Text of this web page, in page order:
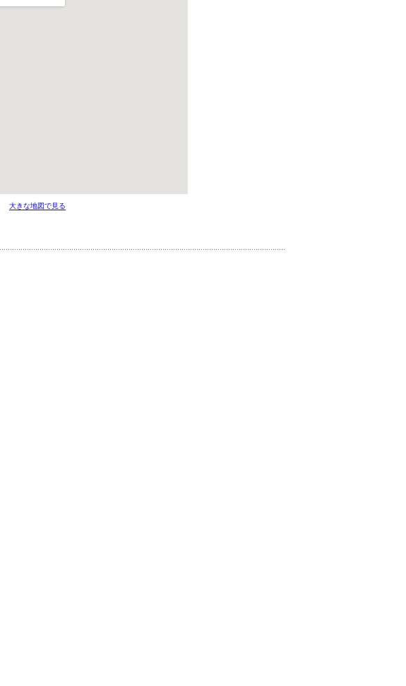
大きな地図で見る